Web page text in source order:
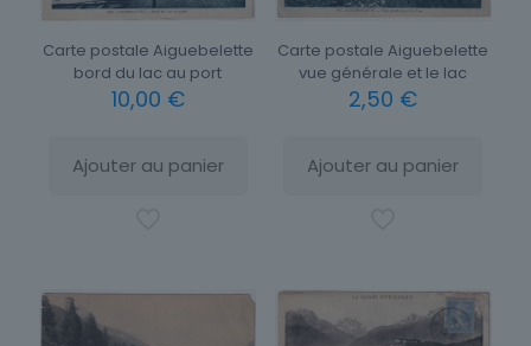
Carte postale Aiguebelette
bord du lac au port
10,00 €
Ajouter au panier
Carte postale Aiguebelette
vue générale et le lac
2,50 €
Ajouter au panier